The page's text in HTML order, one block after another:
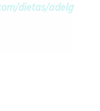
dietas/adelg